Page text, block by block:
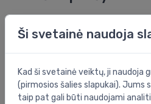
Bendrosios specifikacijos
Energijos efektyvumo klasė:
Energijos efektyvumo skalė:
Ši svetainė naudoja
Kad ši svetainė veiktų, ji naudoja
(pirmosios šalies slapukai). Jums
taip pat gali būti naudojami